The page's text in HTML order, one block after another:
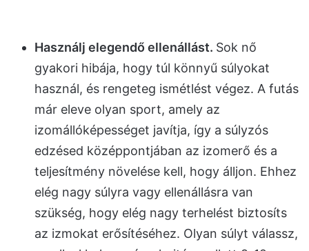
Használj elegendő ellenállást. Sok nő
gyakori hibája, hogy túl könnyű súlyokat
használ, és rengeteg ismétlést végez. A futás
már eleve olyan sport, amely az
izomállóképességet javítja, így a súlyzós
edzésed középpontjában az izomerő és a
teljesítmény növelése kell, hogy álljon. Ehhez
elég nagy súlyra vagy ellenállásra van
szükség, hogy elég nagy terhelést biztosíts
az izmokat erősítéséhez. Olyan súlyt válassz,